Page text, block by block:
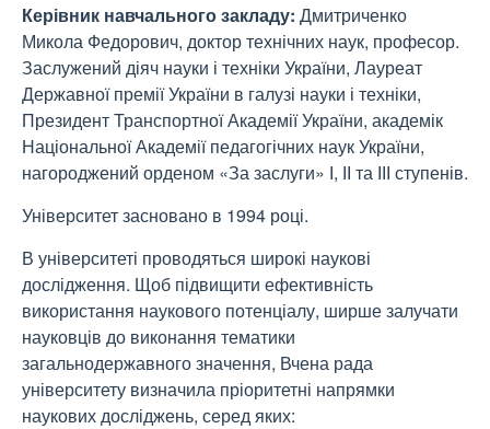
Керівник навчального закладу: Дмитриченко
Микола Федорович, доктор технічних наук, професор.
Заслужений діяч науки і техніки України, Лауреат
Державної премії України в галузі науки і техніки,
Президент Транспортної Академії України, академік
Національної Академії педагогічних наук України,
нагороджений орденом «За заслуги» І, ІІ та ІІІ ступенів.
Університет засновано в 1994 році.
В університеті проводяться широкі наукові
дослідження. Щоб підвищити ефективність
використання наукового потенціалу, ширше залучати
науковців до виконання тематики
загальнодержавного значення, Вчена рада
університету визначила пріоритетні напрямки
наукових досліджень, серед яких: